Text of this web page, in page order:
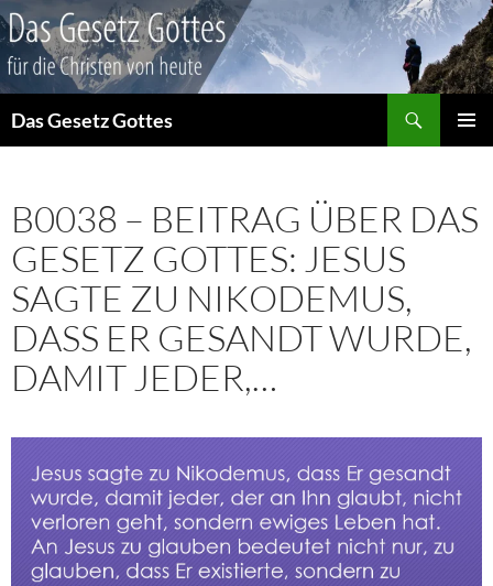
Das Gesetz Gottes
B0038 – BEITRAG ÜBER DAS
GESETZ GOTTES: JESUS
SAGTE ZU NIKODEMUS,
DASS ER GESANDT WURDE,
DAMIT JEDER,…